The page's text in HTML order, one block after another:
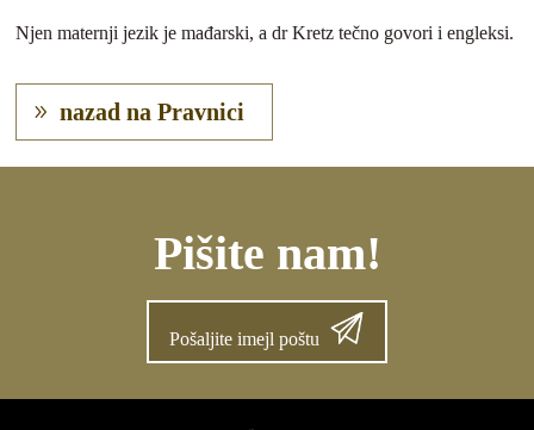
Njen maternji jezik je mađarski, a dr Kretz tečno govori i engleksi.
nazad na Pravnici
Pišite nam!
Pošaljite imejl poštu